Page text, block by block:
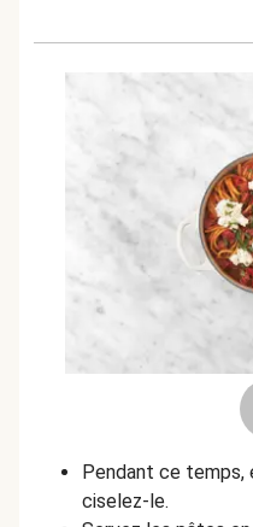
Pendant ce
ciselez-le.